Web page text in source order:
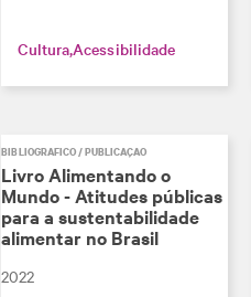
CulturaAcessibilidade
BIBLIOGRÁFICO / PUBLICAÇÃO
Livro Alimentando o
Mundo - Atitudes públicas
para a sustentabilidade
alimentar no Brasil
2022